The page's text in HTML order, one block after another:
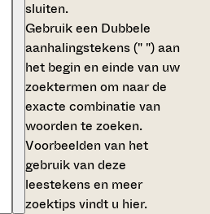
sluiten.
Gebruik een Dubbele
aanhalingstekens (" ")aan
het begin en einde van uw
zoektermen om naar de
exacte combinatie van
woorden te zoeken.
Voorbeelden van het
gebruik van deze
leestekens en meer
zoektips vindt u hier.